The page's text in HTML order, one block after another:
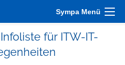
Sympa Menü
für ITW-IT-